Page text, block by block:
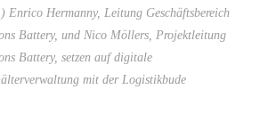
Enrico Hermanny, Leitung Geschäftsbereich
Battery, und Nico Möllers, Projektleitung
Battery, setzen auf digitale
mit der Logistikbude